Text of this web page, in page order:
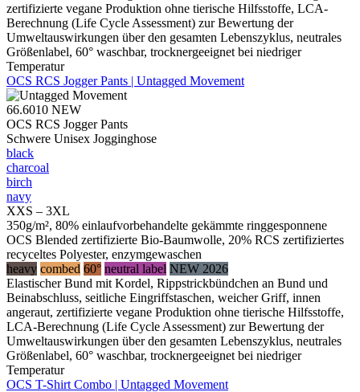
zertifizierte vegane Produktion ohne tierische Hilfsstoffe, LCA-
Berechnung (Life Cycle Assessment) zur Bewertung der
Umweltauswirkungen über den gesamten Lebenszyklus, neutrales
Größenlabel, 60° waschbar, trocknergeeignet bei niedriger
Temperatur
OCS RCS Jogger Pants | Untagged Movement
66.6010 NEW
OCS RCS Jogger Pants
Schwere Unisex Jogginghose
black
charcoal
birch
navy
XXS – 3XL
350g/m², 80% einlaufvorbehandelte gekämmte ringgesponnene
OCS Blended zertifizierte Bio-Baumwolle, 20% RCS zertifiziertes
recyceltes Polyester, enzymgewaschen
heavy combed 60° neutral label NEW 2026
Elastischer Bund mit Kordel, Rippstrickbündchen an Bund und
Beinabschluss, seitliche Eingriffstaschen, weicher Griff, innen
angeraut, zertifizierte vegane Produktion ohne tierische Hilfsstoffe,
LCA-Berechnung (Life Cycle Assessment) zur Bewertung der
Umweltauswirkungen über den gesamten Lebenszyklus, neutrales
Größenlabel, 60° waschbar, trocknergeeignet bei niedriger
Temperatur
OCS T-Shirt Combo | Untagged Movement